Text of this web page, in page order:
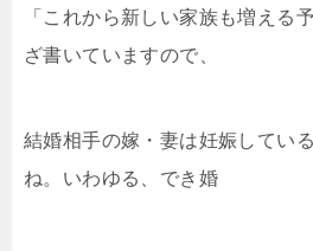
「これから新しい家族も増える
ざ書いていますので、
結婚相手の嫁・妻は妊娠してい
ね。いわゆる、でき婚